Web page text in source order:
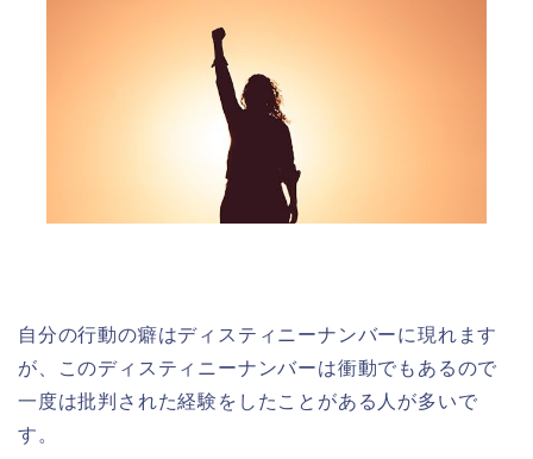
自分の行動の癖はディスティニーナンバーに現れます
が、このディスティニーナンバーは衝動でもあるので
一度は批判された経験をしたことがある人が多いで
す。